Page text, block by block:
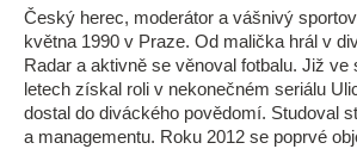
Český herec, moderátor a vášnivý
května 1990 v Praze. Od malička hrál v
Radar a aktivně se věnoval fotbalu. Již ve
letech získal roli v nekonečném seriálu
dostal do diváckého povědomí. Studoval
a managementu. Roku 2012 se poprvé